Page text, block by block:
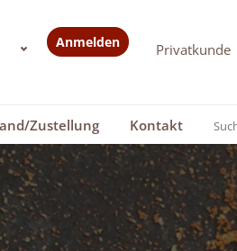
Anmelden
Zustellung Kontakt